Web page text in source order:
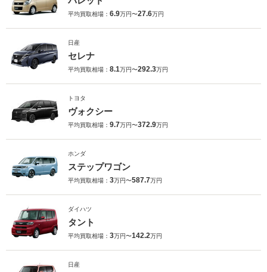
平均買取相場： 6.9万円〜27.6万円
日産
セレナ
平均買取相場： 8.1万円〜292.3万円
トヨタ
ヴォクシー
平均買取相場： 9.7万円〜372.9万円
ホンダ
ステップワゴン
平均買取相場： 3万円〜587.7万円
ダイハツ
タント
平均買取相場： 3万円〜142.2万円
日産